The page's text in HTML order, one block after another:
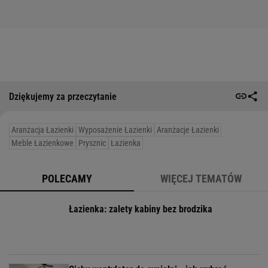
Dziękujemy za przeczytanie
Aranżacja Łazienki Wyposażenie Łazienki
Aranżacje Łazienki
Meble Łazienkowe
Prysznic Łazienka
POLECAMY WIĘCEJ TEMATÓW
Łazienka: zalety kabiny bez brodzika